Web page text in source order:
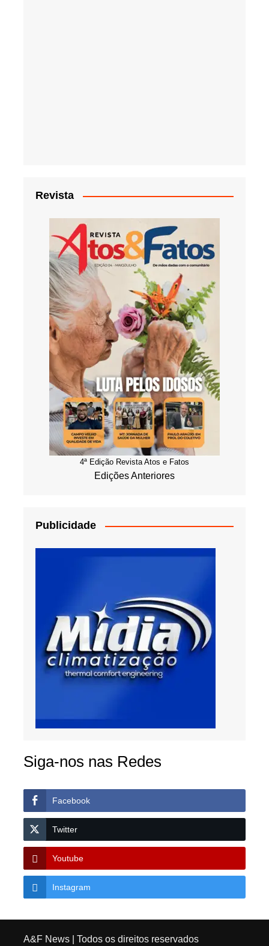
Revista
4ª Edição Revista Atos e Fatos
Edições Anteriores
Publicidade
Siga-nos nas Redes
Facebook
Twitter
Youtube
Instagram
A&F News| Todos os direitos reservados